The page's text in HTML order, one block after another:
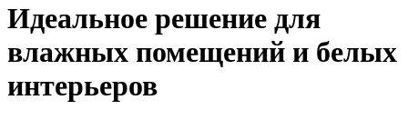
Идеальное решение для
влажных помещений и белых
интерьеров